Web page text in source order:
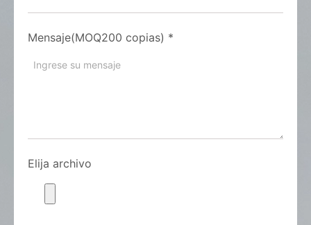
Mensaje(MOQ200 copias) *
Elija archivo